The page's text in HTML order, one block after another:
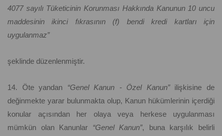
4077 sayılı Tüketicinin Korunması Hakkında Kanunun 10 uncu
maddesinin ikinci fıkrasının (f) bendi kredi kartları için
uygulanmaz”
şeklinde düzenlenmiştir.
14. Öte yandan “Genel Kanun - Özel Kanun”ilişkisine de
değinmekte yarar bulunmakta olup, Kanun hükümlerinin içerdiği
konular açısından her olaya veya herkese uygulanması
mümkün olan Kanunlar “Genel Kanun”, buna karşılık belirli